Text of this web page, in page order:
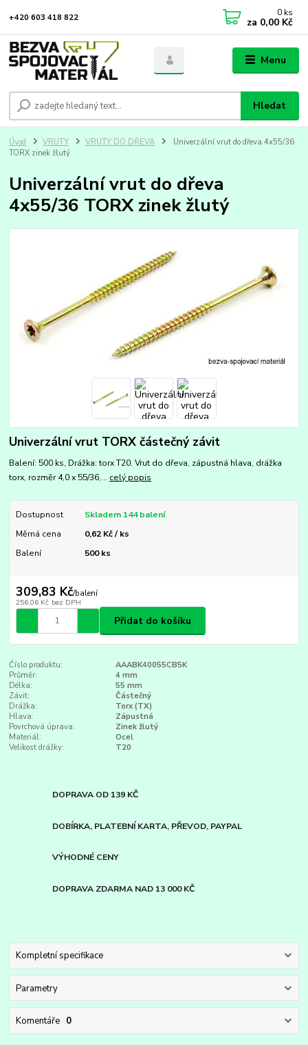
Menu
Hledat
+420 603 418 822 0 ks
za 0,00 Kč
Úvod VRUTY VRUTY DO DŘEVA
Univerzální vrut do dřeva 4x55/36
TORX zinek žlutý
Univerzální vrut do dřeva
4x55/36 TORX zinek žlutý
Univerzální vrut TORX částečný závit
Balení: 500 ks, Drážka: torx T20. Vrut do dřeva, zápustná hlava, drážka
torx, rozměr 4,0 x 55/36,... celý popis
Dostupnost
Skladem 144 balení
Měrná cena
0,62 Kč / ks
Balení
500 ks
309,83 Kč/balení
256,06 Kč bez DPH
Přidat do košíku
Číslo produktu:
AAABK40055CB5K
Průměr:
4 mm
Délka:
55 mm
Závit:
Částečný
Drážka:
Torx (TX)
Hlava:
Zápustná
Povrchová úprava:
Zinek žlutý
Materiál:
Ocel
Velikost drážky:
T20
DOPRAVA OD 139 KČ
DOBÍRKA, PLATEBNÍ KARTA, PŘEVOD, PAYPAL
VÝHODNÉ CENY
DOPRAVA ZDARMA NAD 13 000 KČ
Kompletní specifikace
Parametry
Komentáře 0